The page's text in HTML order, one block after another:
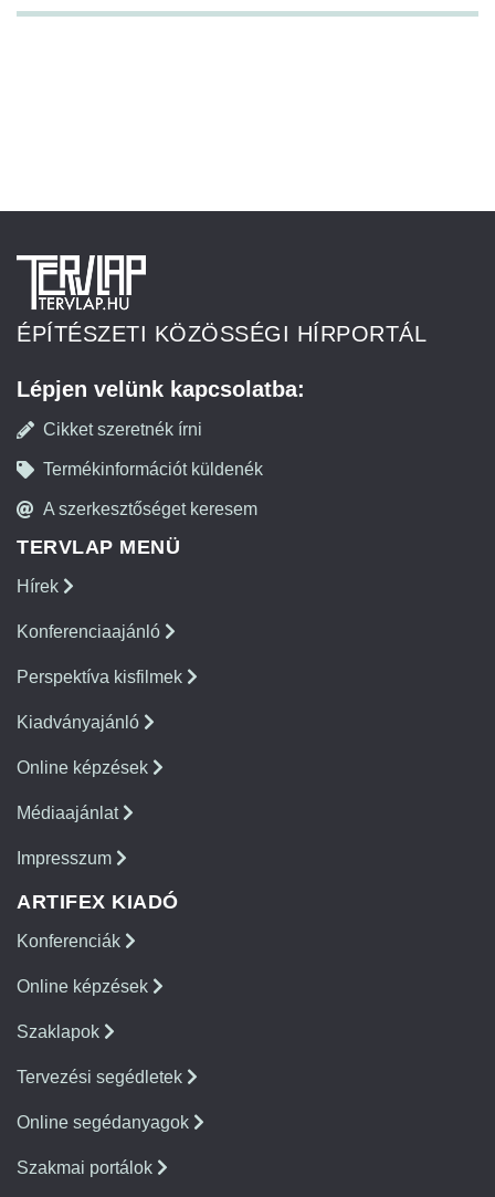
ÉPÍTÉSZETI KÖZÖSSÉGI HÍRPORTÁL
Lépjen velünk kapcsolatba:
Cikket szeretnék írni
Termékinformációt küldenék
A szerkesztőséget keresem
TERVLAP MENÜ
Hírek
Konferenciaajánló
Perspektíva kisfilmek
Kiadványajánló
Online képzések
Médiaajánlat
Impresszum
ARTIFEX KIADÓ
Konferenciák
Online képzések
Szaklapok
Tervezési segédletek
Online segédanyagok
Szakmai portálok